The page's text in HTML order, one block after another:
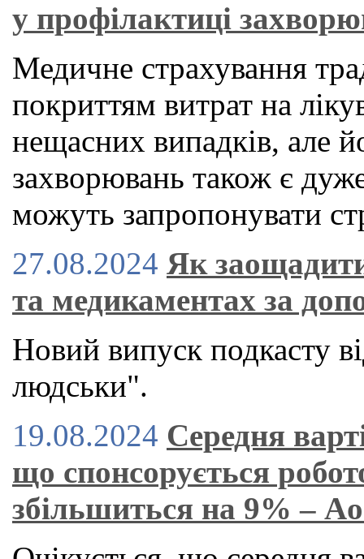
у профілактиці
Медичне страхування
покриттям витрат на
нещасних випадків, але
захворювань також є
можуть запропонувати
27.08.2024 Як
та медикаментах за
Новий випуск подкасту
людськи".
19.08.2024 Середня
що спонсорується
збільшиться на 9% –